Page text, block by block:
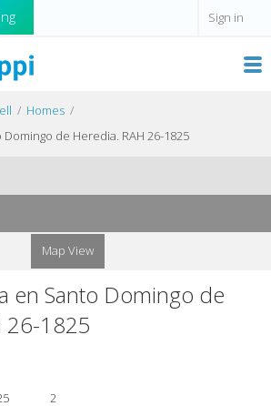
Sign in
Homes
de Heredia. RAH 26-1825
Map View
en Santo Domingo de
26-1825
2